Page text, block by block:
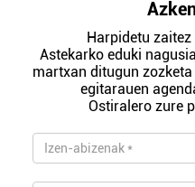
Harpidetu
Astekarko eduki
martxan ditugun
egitarauen
Ostiralero zure